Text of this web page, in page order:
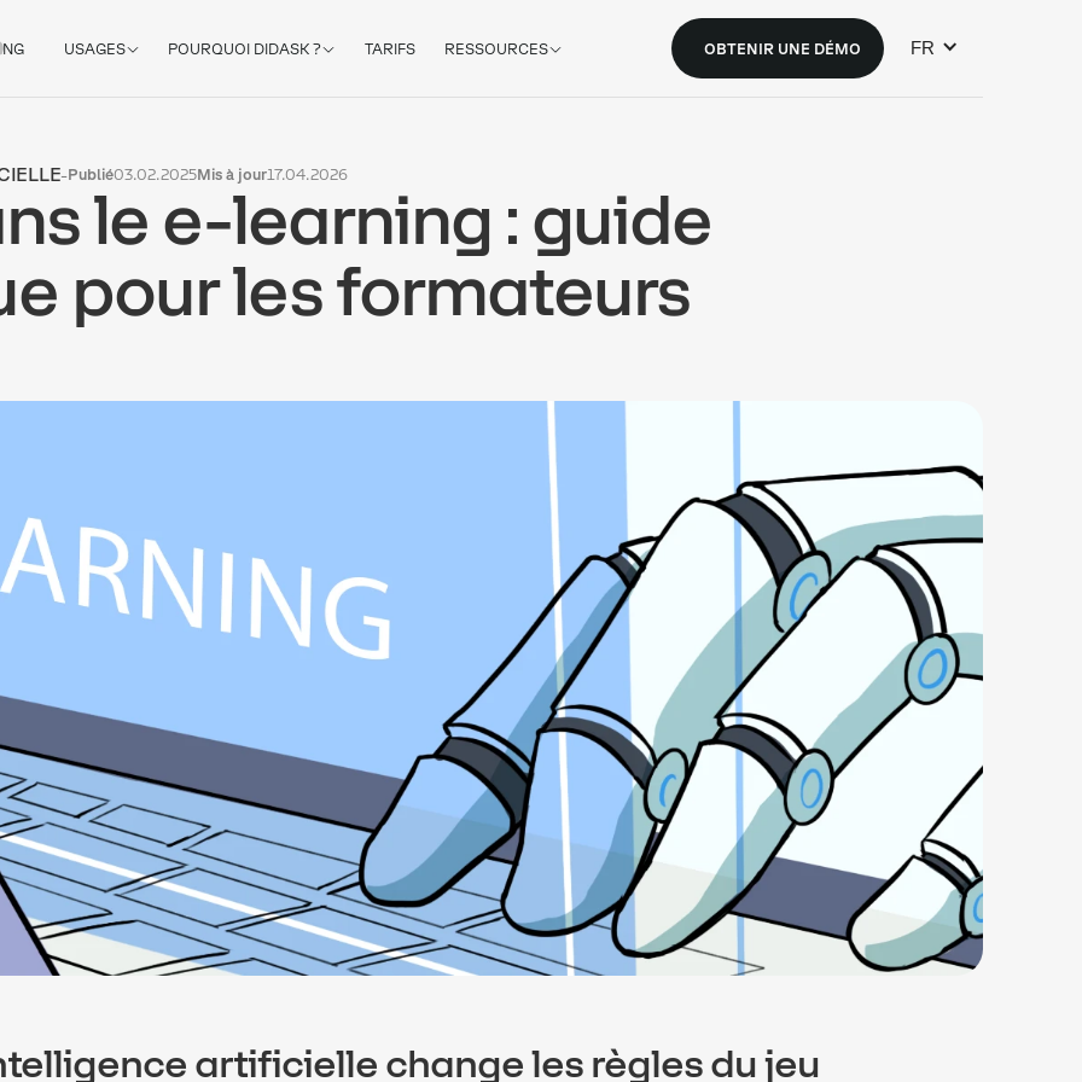
USAGES POURQUOI DIDASK ? TARIFS RESSOURCES OBTENIR UNE DÉMO FR
-Publié03.02.2025Mis à jour17.04.2026
le e-learning : guide
pour les formateurs
artificielle change les règles du jeu